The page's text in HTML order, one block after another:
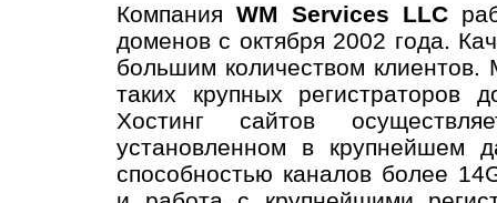
Компания WM Services LLC
доменов с октября 2002 года.
большим количеством
таких крупных
Хостинг сайтов
установленном в крупнейшем
способностью каналов более